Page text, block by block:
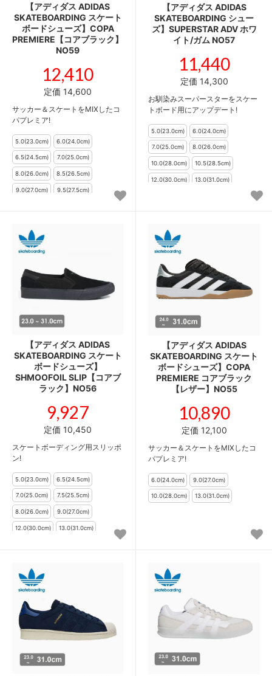
【アディダス ADIDAS
SKATEBOARDING スケート
ボードシューズ】COPA
PREMIERE【コアブラック】
NO59
12,410
定価 14,600
サッカー＆スケートをMIXしたコ
パプレミア!
【アディダス ADIDAS
SKATEBOARDING シュー
ズ】SUPERSTAR ADV ホワ
イト/ガム NO57
11,440
定価 14,300
お馴染みスーパースターをスケー
トボード用にアップデート!
【アディダス ADIDAS
SKATEBOARDING スケート
ボードシューズ】
SHMOOFOIL SLIP【コアブ
ラック】NO56
9,927
定価 10,450
スケートボーディング用スリッポ
ン!
【アディダス ADIDAS
SKATEBOARDING スケート
ボードシューズ】COPA
PREMIERE コアブラック
【レザー】NO55
10,890
定価 12,100
サッカー＆スケートをMIXしたコ
パプレミア!